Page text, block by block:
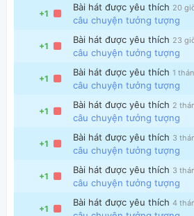
+1
Bài hát được yêu thích 20
câu chuyện tưởng tượng
+1
Bài hát được yêu thích 23
câu chuyện tưởng tượng
+1
Bài hát được yêu thích 1
câu chuyện tưởng tượng
+1
Bài hát được yêu thích 2
câu chuyện tưởng tượng
+1
Bài hát được yêu thích 3
câu chuyện tưởng tượng
+1
Bài hát được yêu thích 3
câu chuyện tưởng tượng
+1
Bài hát được yêu thích 4